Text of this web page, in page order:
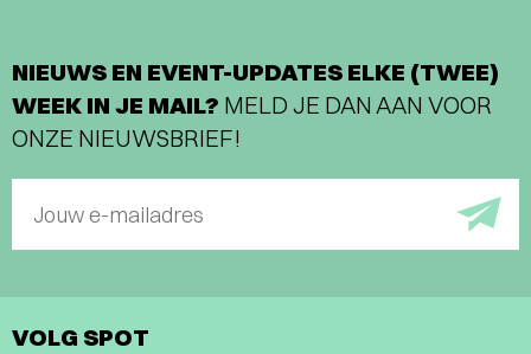
NIEUWS EN EVENT-UPDATES ELKE (TWEE)
WEEK IN JE MAIL? MELD JE DAN AAN VOOR
ONZE NIEUWSBRIEF!
Jouw e-mailadres
VOLG SPOT